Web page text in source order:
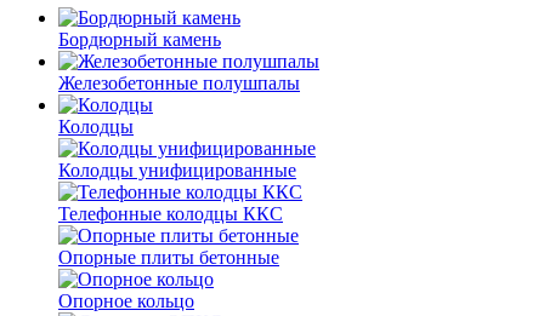
Бордюрный камень
Железобетонные полушпалы
Колодцы
Колодцы унифицированные
Телефонные колодцы ККС
Опорные плиты бетонные
Опорное кольцо